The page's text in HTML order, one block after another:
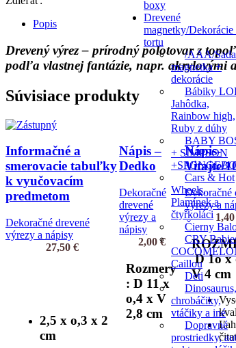
boxy
Drevené
magnetky/Dekorácie
tortu
/AAA/Sada
magnetka +
dekorácie
Bábiky
Jahôdka,
Rainbow high,
Ruby z dúhy
BABY
+ SIMPSON
Cars & Hot
Wheels,
Plamínek a
čtyřkoláci
Čierny
CRY
Caillou
Deti
Dinosaurus,
chrobáčiky,
vtáčiky a iné
Dopravné
prostriedky,
Popis
Drevený výrez – prírodný polotovar z
podľa vlastnej fantázie, napr. akrylovými
Súvisiace produkty
Informačné a
smerovacie tabuľky
k vyučovacím
predmetom
Dekoračné drevené
výrezy a nápisy
27,50€
2,5 x o,3 x 2
cm
Nápis –
Dedko
Dekoračné
drevené
výrezy a
nápisy
2,00€
Rozmery
: D 11 x
o,4 x V
2,8 cm
Nápis-
Vitajte/
Dekoračné
výrezy a
1,40
D 1o x
V 4 cm